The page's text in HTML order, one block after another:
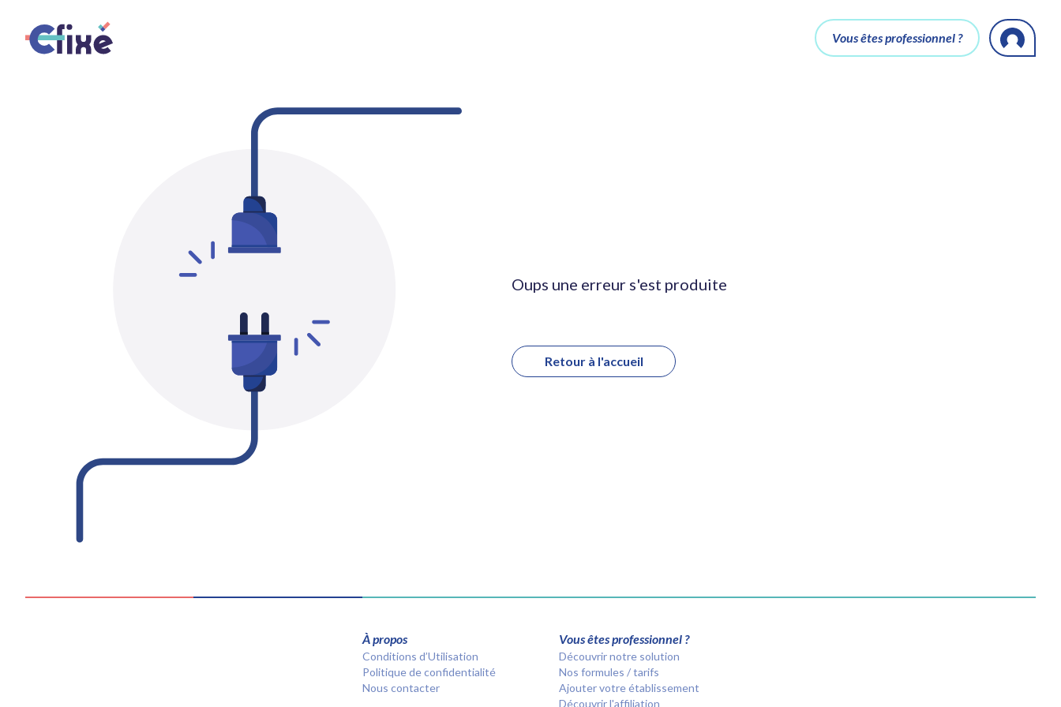
Vous êtes professionnel ?
Oups une erreur s'est produite
Retour à l'accueil
À propos
Conditions d’Utilisation
Politique de confidentialité
Nous contacter
Vous êtes professionnel ?
Découvrir notre solution
Nos formules / tarifs
Ajouter votre établissement
Découvrir l'affiliation